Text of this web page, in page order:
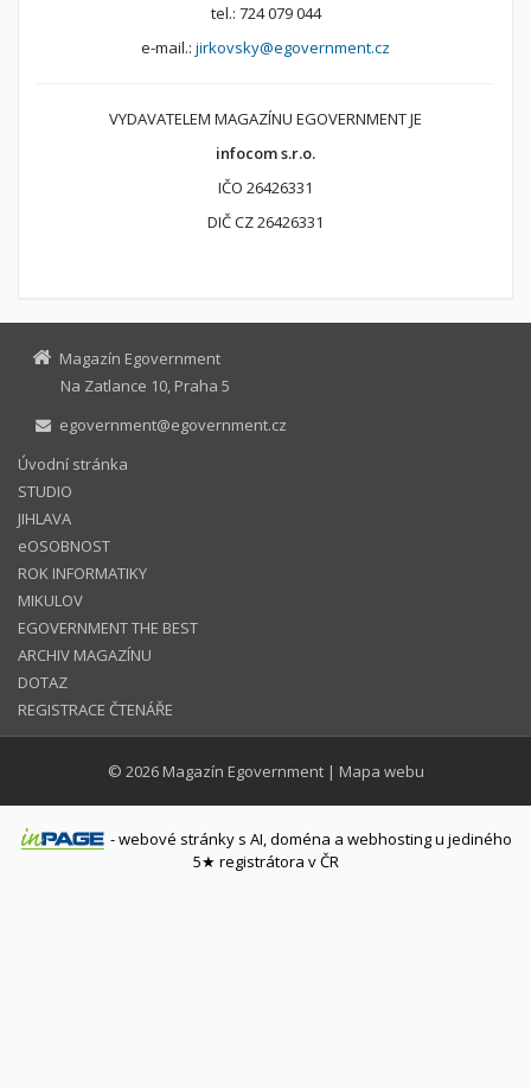
tel.: 724 079 044
e-mail.: jirkovsky@egovernment.cz
VYDAVATELEM MAGAZÍNU EGOVERNMENT JE
infocom s.r.o.
IČO 26426331
DIČ CZ 26426331
Magazín Egovernment
Na Zatlance 10, Praha 5
egovernment@egovernment.cz
Úvodní stránka
STUDIO
JIHLAVA
eOSOBNOST
ROK INFORMATIKY
MIKULOV
EGOVERNMENT THE BEST
ARCHIV MAGAZÍNU
DOTAZ
REGISTRACE ČTENÁŘE
© 2026 Magazín Egovernment | Mapa webu
-webové stránky s AI,doména a webhostingu jediného
5★ registrátora v ČR